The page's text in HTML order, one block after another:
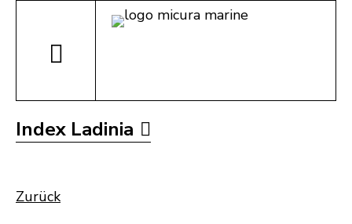
Index Ladinia
Zurück